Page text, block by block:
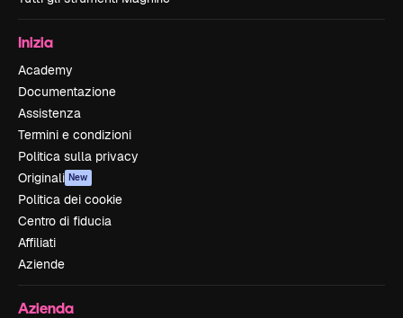
Inizia
Academy
Documentazione
Assistenza
Termini e condizioni
Politica sulla privacy
Originali New
Politica dei cookie
Centro di fiducia
Affiliati
Aziende
Azienda